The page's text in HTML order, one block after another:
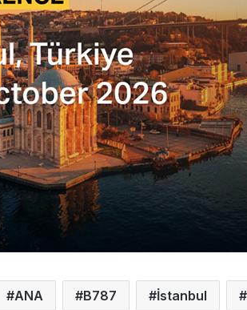
ANA B787 İstanbul